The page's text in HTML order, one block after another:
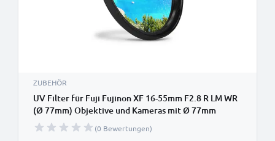
ZUBEHÖR
UV Filter für Fuji Fujinon XF 16-55mm F2.8 R LM WR
(Ø 77mm) Objektive und Kameras mit Ø 77mm
Filtergewinde - Schutzfilter / Schutzglas, Sperrfilter,
Klarfilter
(0 Bewertungen)